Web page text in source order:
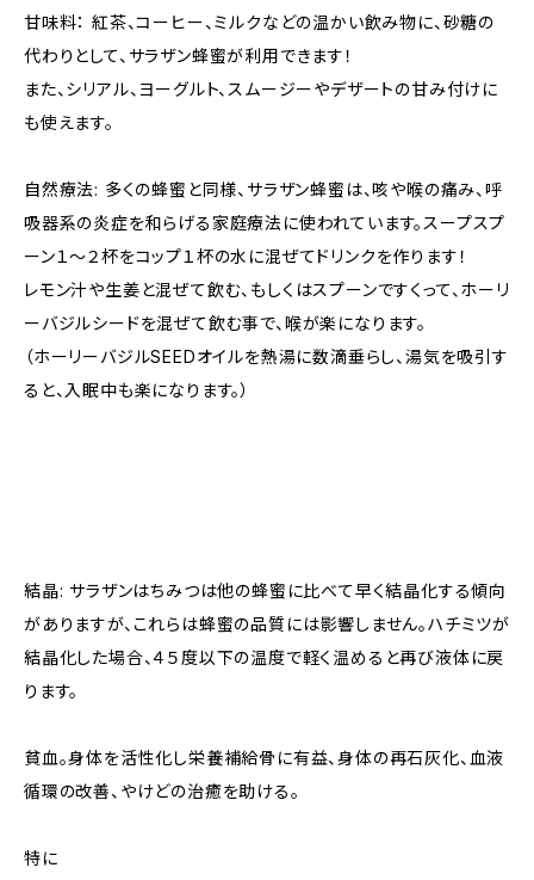
甘味料： 紅茶、コーヒー、ミルクなどの温かい飲み物に、砂糖の
代わりとして、サラザン蜂蜜が利用できます！
また、シリアル、ヨーグルト、スムージーやデザートの甘み付けに
も使えます。
自然療法: 多くの蜂蜜と同様、サラザン蜂蜜は、咳や喉の痛み、呼
吸器系の炎症を和らげる家庭療法に使われています。スープスプ
ーン１〜２杯をコップ１杯の水に混ぜてドリンクを作ります！
レモン汁や生姜と混ぜて飲む、もしくはスプーンですくって、ホーリ
ーバジルシードを混ぜて飲む事で、喉が楽になります。
（ホーリーバジルSEEDオイルを熱湯に数滴垂らし、湯気を吸引す
ると、入眠中も楽になります。）
結晶: サラザンはちみつは他の蜂蜜に比べて早く結晶化する傾向
がありますが、これらは蜂蜜の品質には影響しません。ハチミツが
結晶化した場合、４５度以下の温度で軽く温めると再び液体に戻
ります。
貧血。身体を活性化し栄養補給骨に有益、身体の再石灰化、血液
循環の改善、やけどの治癒を助ける。
特に